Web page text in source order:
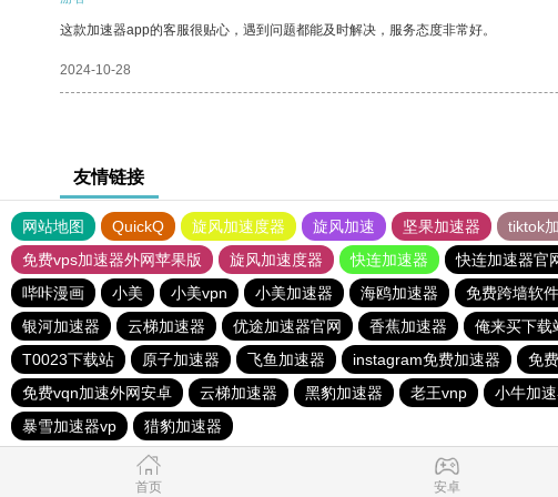
这款加速器app的客服很贴心，遇到问题都能及时解决，服务态度非常好。
2024-10-28
友情链接
网站地图 QuickQ 旋风加速度器 旋风加速 坚果加速器 tiktok
免费vps加速器外网苹果版
旋风加速度器 快连加速器 快连加速器官
哔咔漫画
小美 小美vpn 小美加速器 海鸥加速器 免费跨墙软件
银河加速器
云梯加速器 优途加速器官网 香蕉加速器 俺来买下载
T0023下载站
原子加速器 飞鱼加速器 instagram免费加速器 免
免费vqn加速外网安卓
云梯加速器 黑豹加速器 老王vnp 小牛加
暴雪加速器vp
猎豹加速器
首页 安卓